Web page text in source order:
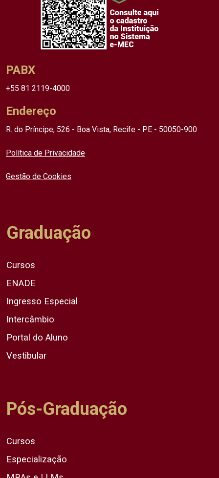
PABX
+55 81 2119-4000
Endereço
R. do Príncipe, 526 - Boa Vista, Recife - PE - 50050-900
Política de Privacidade
Gestão de Cookies
Graduação
Cursos
ENADE
Ingresso Especial
Intercâmbio
Portal do Aluno
Vestibular
Pós-Graduação
Cursos
Especialização